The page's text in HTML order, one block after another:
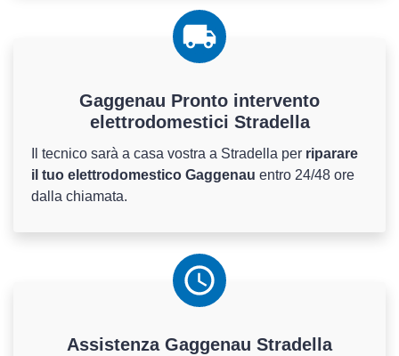
Gaggenau Pronto intervento
elettrodomestici Stradella
Il tecnico sarà a casa vostra a Stradella per riparare
il tuo elettrodomestico Gaggenau entro 24/48 ore
dalla chiamata.
Assistenza Gaggenau Stradella